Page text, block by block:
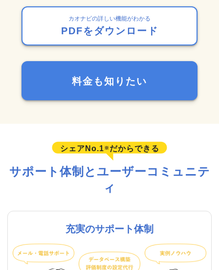
カオナビの詳しい機能がわかる
PDFをダウンロード
料金も知りたい
シェアNo.1※ だからできる
サポート体制とユーザーコミュニテ
ィ
充実のサポート体制